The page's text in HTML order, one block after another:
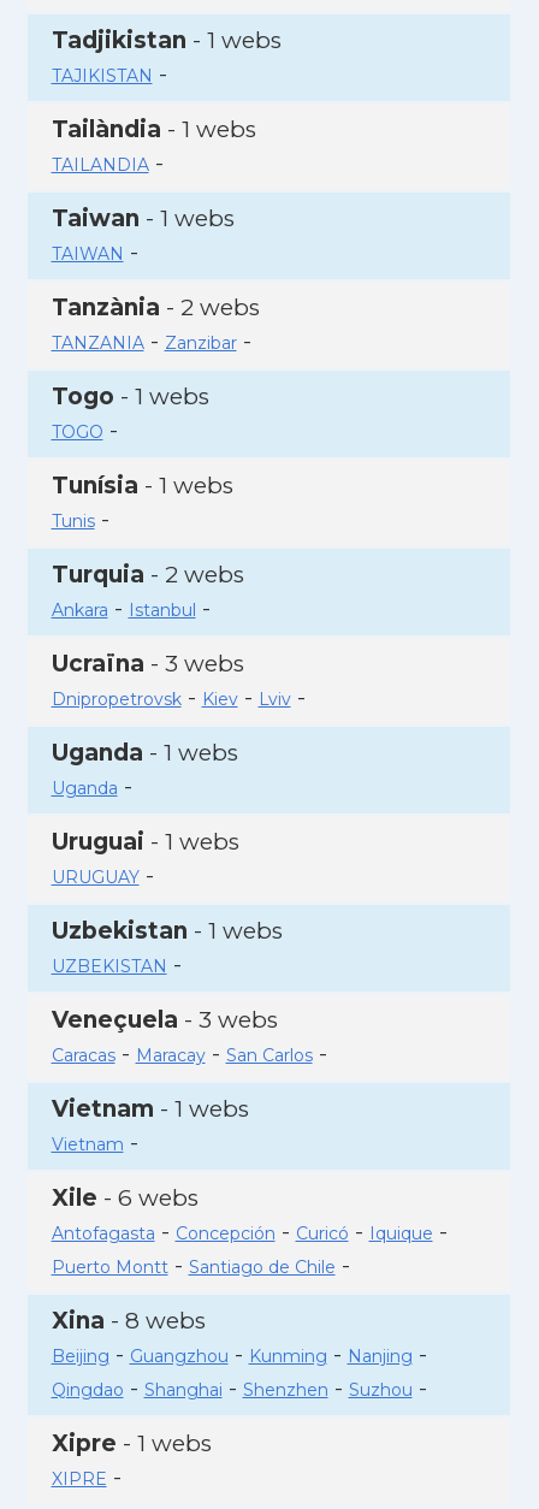
Tadjikistan - 1 webs
TAJIKISTAN -
Tailàndia - 1 webs
TAILANDIA-
Taiwan - 1 webs
TAIWAN -
Tanzània - 2 webs
TANZANIA- Zanzibar-
Togo - 1 webs
TOGO -
Tunísia - 1 webs
Tunis-
Turquia - 2 webs
Ankara - Istanbul -
Ucraïna - 3 webs
Dnipropetrovsk- Kiev- Lviv-
Uganda - 1 webs
Uganda -
Uruguai - 1 webs
URUGUAY-
Uzbekistan - 1 webs
UZBEKISTAN -
Veneçuela - 3 webs
Caracas- Maracay- San Carlos-
Vietnam - 1 webs
Vietnam -
Xile - 6 webs
Antofagasta - Concepción - Curicó - Iquique -
Puerto Montt- Santiago de Chile -
Xina - 8 webs
Beijing - Guangzhou - Kunming - Nanjing -
Qingdao - Shanghai - Shenzhen - Suzhou -
Xipre - 1 webs
XIPRE -